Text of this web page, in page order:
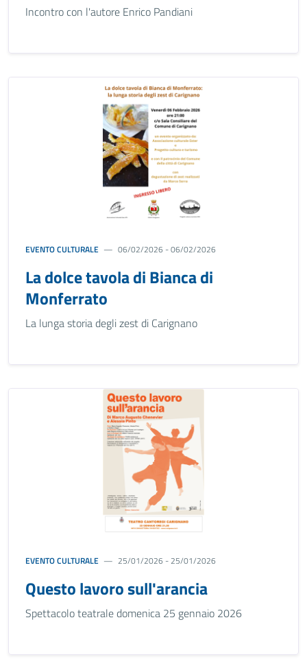
Incontro con l'autore Enrico Pandiani
EVENTO CULTURALE 06/02/2026 - 06/02/2026
La dolce tavola di Bianca di
Monferrato
La lunga storia degli zest di Carignano
EVENTO CULTURALE 25/01/2026 - 25/01/2026
Questo lavoro sull'arancia
Spettacolo teatrale domenica 25 gennaio 2026